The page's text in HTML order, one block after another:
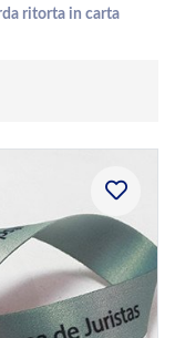
ritorta in carta